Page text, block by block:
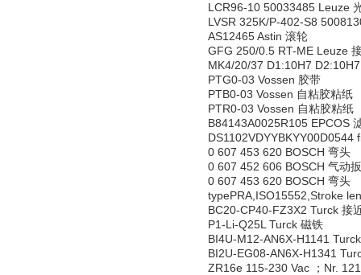
LCR96-10 50033485 Leuze
LVSR 325K/P-402-S8
AS12465 Astin 滚轮
GFG 250/0.5 RT-ME Leuze
MK4/20/37 D1:10H7
PTG0-03 Vossen 胶带
PTB0-03 Vossen 自粘胶粘纸
PTR0-03 Vossen 自粘胶粘纸
B84143A0025R105 EPCOS
DS1102VDYYBKYY00D0544
0 607 453 620 BOSCH 弯头
0 607 452 606 BOSCH 气动
0 607 453 620 BOSCH 弯头
typePRA,ISO15552,Stroke
BC20-CP40-FZ3X2 Turck 接
P1-Li-Q25L Turck 磁铁
BI4U-M12-AN6X-H1141
BI2U-EG08-AN6X-H1341
ZR16e 115-230 Vac ；Nr.